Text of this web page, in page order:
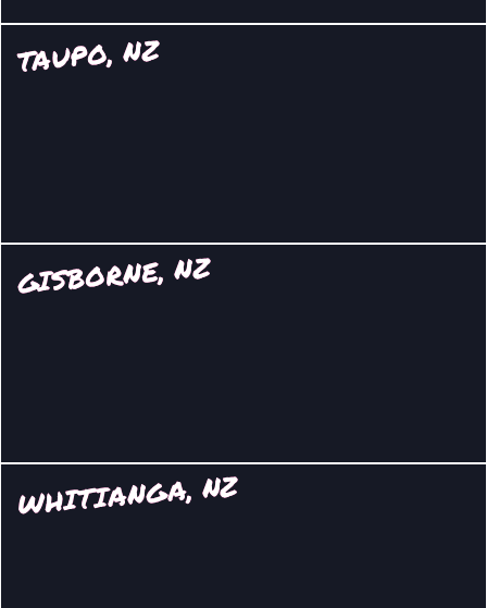
TAUPO, NZ
GISBORNE, NZ
WHITIANGA, NZ